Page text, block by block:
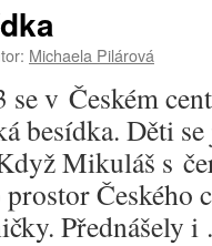
Michaela Pilárová
v Českém
besídka. Děti
Mikuláš s
Českého